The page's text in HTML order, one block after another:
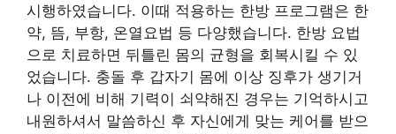
시행하였습니다. 이때 적용하는 한방 프로그램은 한
약, 뜸, 부항, 온열요법 등 다양했습니다. 한방 요법
으로 치료하면 뒤틀린 몸의 균형을 회복시킬 수 있
었습니다. 충돌 후 갑자기 몸에 이상 징후가 생기거
나 이전에 비해 기력이 쇠약해진 경우는 기억하시고
내원하셔서 말씀하신 후 자신에게 맞는 케어를 받으